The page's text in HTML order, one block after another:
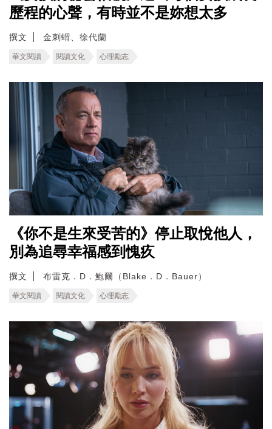
歷程的心聲，有時並不是妳想太多
撰文 金刺蝟、徐代蘭
華文閱讀 閱讀文化 心理勵志
《你不是生來受苦的》停止取悅他人，
別為追尋幸福感到愧疚
撰文 布雷克．D．鮑爾（Blake．D．Bauer）
華文閱讀 閱讀文化 心理勵志